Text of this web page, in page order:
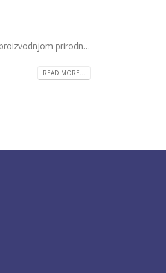
prirodn…
READ MORE...